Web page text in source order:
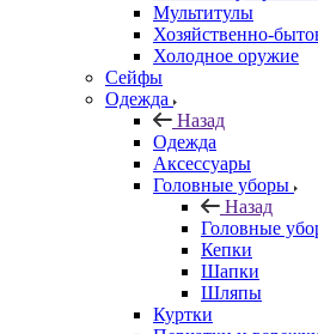
Мультитулы
Хозяйственно-
Холодное оружие
Сейфы
Одежда
Назад
Одежда
Аксессуары
Головные уборы
Назад
Головные
Кепки
Шапки
Шляпы
Куртки